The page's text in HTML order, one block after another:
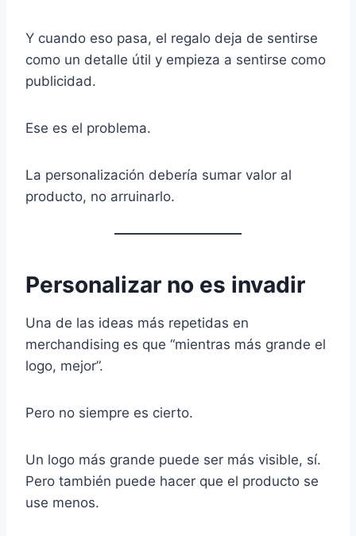
Y cuando eso pasa, el regalo deja de sentirse
como un detalle útil y empieza a sentirse como
publicidad.
Ese es el problema.
La personalización debería sumar valor al
producto, no arruinarlo.
Personalizar no es invadir
Una de las ideas más repetidas en
merchandising es que “mientras más grande el
logo, mejor”.
Pero no siempre es cierto.
Un logo más grande puede ser más visible, sí.
Pero también puede hacer que el producto se
use menos.